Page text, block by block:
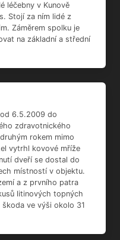
léčebny v Kunově
Stojí za ním lidé z
Záměrem spolku je
na základní a střední
6.5.2009 do
zdravotnického
rokem mimo
vytrhl kovové mříže
dveří se dostal do
místností v objektu.
a z prvního patra
litinových topných
ve výši okolo 31